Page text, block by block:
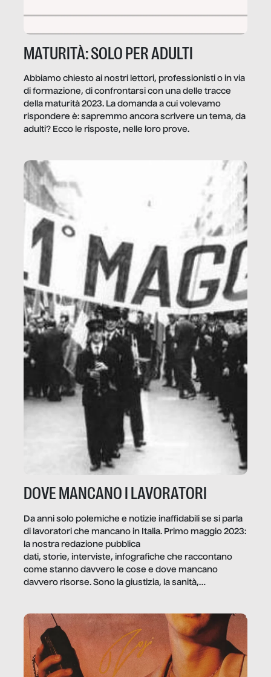
MATURITÀ: SOLO PER ADULTI
Abbiamo chiesto ai nostri lettori, professionisti o in via
di formazione, di confrontarsi con una delle tracce
della maturità 2023. La domanda a cui volevamo
rispondere è: sapremmo ancora scrivere un tema, da
adulti? Ecco le risposte, nelle loro prove.
DOVE MANCANO I LAVORATORI
Da anni solo polemiche e notizie inaffidabili se si parla
di lavoratori che mancano in Italia. Primo maggio 2023:
la nostra redazione pubblica
dati, storie, interviste, infografiche che raccontano
come stanno davvero le cose e dove mancano
davvero risorse. Sono la giustizia, la sanità,